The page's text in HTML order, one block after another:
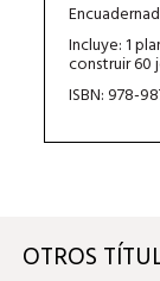
Incluye: 1
construir 60
ISBN: 978-
OTROS